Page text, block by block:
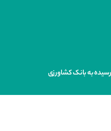
به بانک کشاورزی